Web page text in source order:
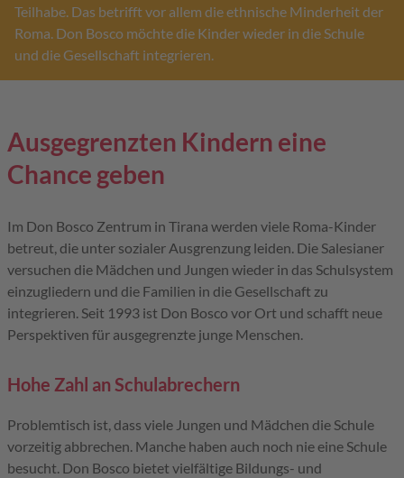
Teilhabe. Das betrifft vor allem die ethnische Minderheit der
Roma. Don Bosco möchte die Kinder wieder in die Schule
und die Gesellschaft integrieren.
Ausgegrenzten Kindern eine
Chance geben
Im Don Bosco Zentrum in Tirana werden viele Roma-Kinder
betreut, die unter sozialer Ausgrenzung leiden. Die Salesianer
versuchen die Mädchen und Jungen wieder in das Schulsystem
einzugliedern und die Familien in die Gesellschaft zu
integrieren. Seit 1993 ist Don Bosco vor Ort und schafft neue
Perspektiven für ausgegrenzte junge Menschen.
Hohe Zahl an Schulabrechern
Problemtisch ist, dass viele Jungen und Mädchen die Schule
vorzeitig abbrechen. Manche haben auch noch nie eine Schule
besucht. Don Bosco bietet vielfältige Bildungs- und